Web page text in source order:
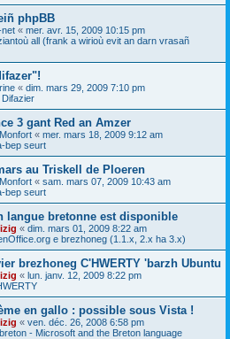
phpBB
net « mer. avr. 15, 2009 10:15 pm
all (frank a wirioù evit an darn vrasañ
« dim. mars 29, 2009 7:10 pm
3 gant Red an Amzer
« mer. mars 18, 2009 9:12 am
bep seurt
au Triskell de Ploeren
« sam. mars 07, 2009 10:43 am
bep seurt
langue bretonne est disponible
« dim. mars 01, 2009 8:22 am
e brezhoneg (1.1.x, 2.x ha 3.x)
brezhoneg C'HWERTY 'barzh Ubuntu
« lun. janv. 12, 2009 8:22 pm
en gallo : possible sous Vista !
« ven. déc. 26, 2008 6:58 pm
- Microsoft and the Breton language